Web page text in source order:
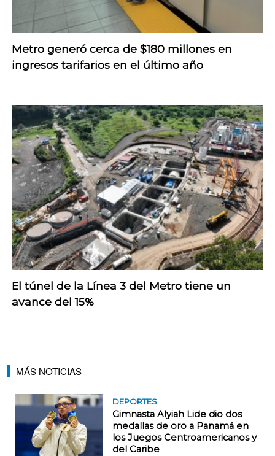
Metro generó cerca de $180 millones en
ingresos tarifarios en el último año
El túnel de la Línea 3 del Metro tiene un
avance del 15%
MÁS NOTICIAS
DEPORTES
Gimnasta Alyiah Lide dio dos
medallas de oro a Panamá en
los Juegos Centroamericanos y
del Caribe